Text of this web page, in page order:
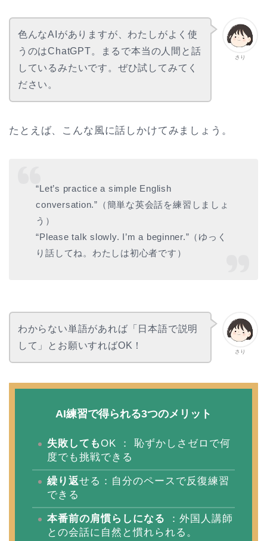
さり
色んなAIがありますが、わたしがよく使
うのはChatGPT。まるで本当の人間と話
しているみたいです。ぜひ試してみてく
ださい。
たとえば、こんな風に話しかけてみましょう。
“Let’s practice a simple English
conversation.”（簡単な英会話を練習しましょ
う）
“Please talk slowly. I’m a beginner.”（ゆっく
り話してね。わたしは初心者です）
さり
わからない単語があれば「日本語で説明
して」とお願いすればOK！
AI練習で得られる3つのメリット
失敗してもOK ： 恥ずかしさゼロで何
度でも挑戦できる
繰り返せる：自分のペースで反復練習
できる
本番前の肩慣らしになる
：外国人講師
との会話に自然と慣れられる。